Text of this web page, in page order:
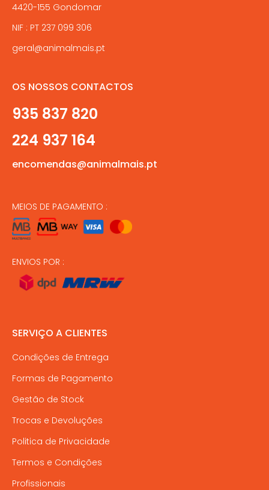
4420-155 Gondomar
NIF : PT 237 099 306
geral@animalmais.pt
OS NOSSOS CONTACTOS
935 837 820
224 937 164
encomendas@animalmais.pt
MEIOS DE PAGAMENTO :
ENVIOS POR :
SERVIÇO A CLIENTES
Condições de Entrega
Formas de Pagamento
Gestão de Stock
Trocas e Devoluções
Politica de Privacidade
Termos e Condições
Profissionais